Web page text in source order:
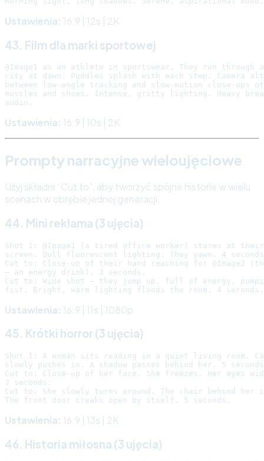
Ustawienia: 16:9 | 12s | 2K
43. Film dla marki sportowej
@Image1 as an athlete in sportswear. They run through
city at dawn. Puddles splash with each step. Camera
between low-angle tracking and slow-motion close-ups of
muscles and shoes. Intense, gritty lighting. Heavy
Ustawienia: 16:9 | 10s | 2K
Prompty narracyjne wieloujęciowe
Użyj składni “Cut to”, aby tworzyć spójne historie w wielu
scenach w obrębie jednej generacji.
44. Mini reklama (3 ujęcia)
Shot 1: @Image1 (a tired office worker) stares at their
screen. Dull fluorescent lighting. They yawn. 4
Cut to: Close-up of their hand reaching for @Image2
— an energy drink). 3 seconds.
Cut to: Wide shot — they jump up, full of energy,
Ustawienia: 16:9 | 11s | 1080p
45. Krótki horror (3 ujęcia)
Shot 1: A woman sits reading in a quiet living room.
slowly pushes in. A shadow passes behind her. 5
Cut to: Close-up of her face. She freezes. Her eyes
3 seconds.
Cut to: She slowly turns around. The chair behind her
Ustawienia: 16:9 | 13s | 2K
46. Historia miłosna (3 ujęcia)